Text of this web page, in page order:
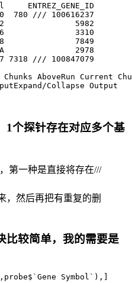
ENTREZ_GENE_ID
780 /// 100616237
5982
3310
7849
2978
7318 /// 100847079
AboveRun Current
Collapse Output
1个探针存在对应多个基
第一种是直接将存在///
，然后再把有重复的删
比较简单，我的需要是
Symbol`),]